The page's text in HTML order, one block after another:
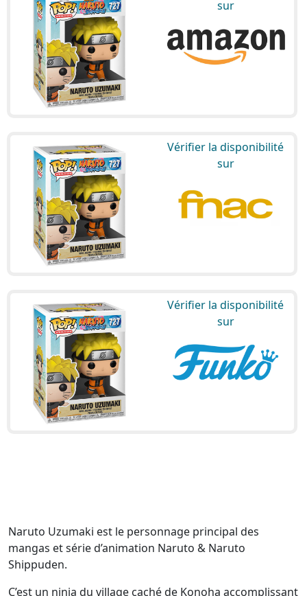
sur
Vérifier la disponibilité
sur
Vérifier la disponibilité
sur
Naruto Uzumaki est le personnage principal des
mangas et série d’animation Naruto & Naruto
Shippuden.
C’est un ninja du village caché de Konoha accomplissant